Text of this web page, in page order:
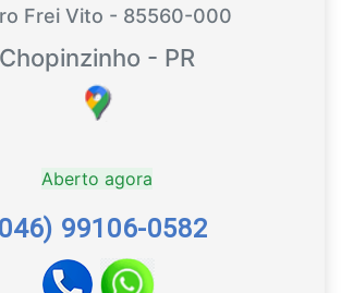
Frei Vito - 85560-000
Chopinzinho - PR
Aberto agora
99106-0582